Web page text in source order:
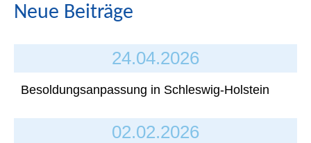
Neue Beiträge
24.04.2026
Besoldungsanpassung in Schleswig-Holstein
02.02.2026